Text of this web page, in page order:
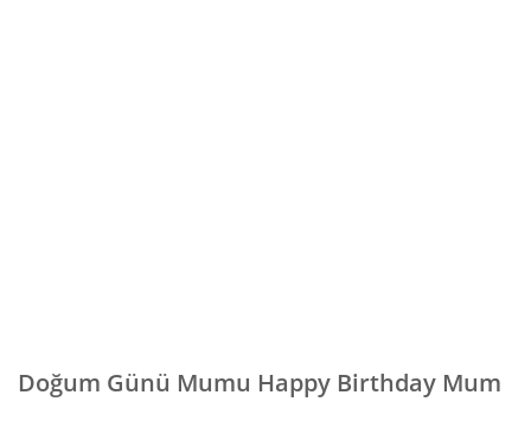
Doğum Günü Mumu Happy Birthday Mum